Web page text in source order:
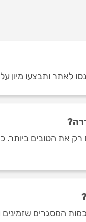
לאתר ותבצעו מיון
את הטובים ביותר.
ומופיעים בכל רגע